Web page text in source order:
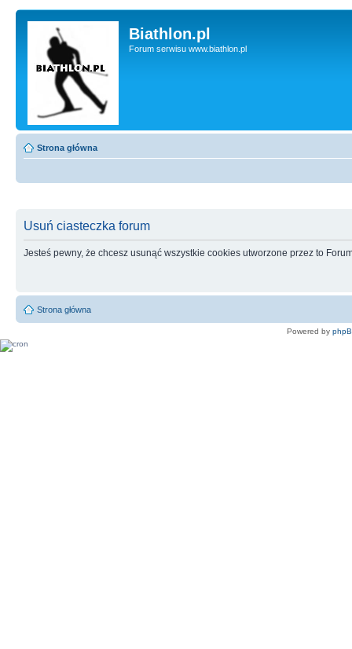
Biathlon.pl
Forum serwisu www.biathlon.pl
Strona główna
Usuń ciasteczka forum
Jesteś pewny, że chcesz usunąć wszystkie cookies utworzone przez to
Strona główna
Powered by